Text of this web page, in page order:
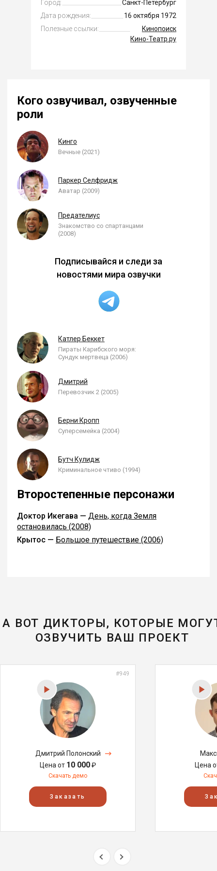
Город:
Санкт-Петербург
Дата рождения:
16 октября 1972
Полезные ссылки:
Кинопоиск
Кино-Театр.ру
Кого озвучивал, озвученные
роли
Кинго
Вечные (2021)
Паркер Селфридж
Аватар (2009)
Предателиус
Знакомство со спартанцами
(2008)
Подписывайся и следи за
новостями мира озвучки
Катлер Беккет
Пираты Карибского моря:
Сундук мертвеца (2006)
Дмитрий
Перевозчик 2 (2005)
Берни Кропп
Суперсемейка (2004)
Бутч Кулидж
Криминальное чтиво (1994)
Второстепенные персонажи
Доктор Икегава — День, когда Земля
остановилась (2008)
Крытос — Большое путешествие (2006)
А ВОТ ДИКТОРЫ, КОТОРЫЕ
ОЗВУЧИТЬ ВАШ ПРОЕКТ
#949
Дмитрий Полонский
Цена от 10 000₽
Скачать демо
Заказать
Цена